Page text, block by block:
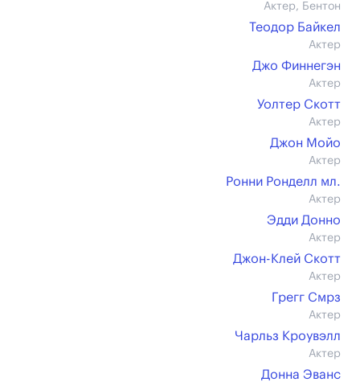
Актер, Бентон
Теодор Байкел
Актер
Джо Финнегэн
Актер
Уолтер Скотт
Актер
Джон Мойо
Актер
Ронни Ронделл мл.
Актер
Эдди Донно
Актер
Джон-Клей Скотт
Актер
Грегг Смрз
Актер
Чарльз Кроувэлл
Актер
Донна Эванс